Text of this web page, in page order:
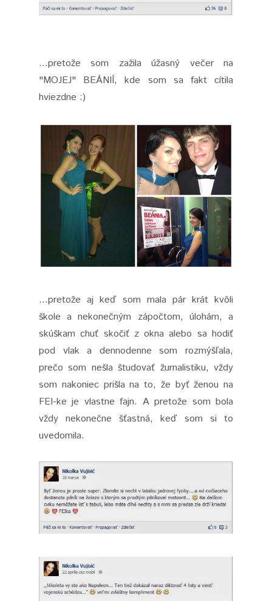
...pretože som zažila úžasný večer na
"MOJEJ" BEÁNIÍ, kde som sa fakt cítila
hviezdne :)
...pretože aj keď som mala pár krát kvôli
škole a nekonečným zápočtom, úlohám, a
skúškam chuť skočiť z okna alebo sa hodiť
pod vlak a dennodenne som rozmýšľala,
prečo som nešla študovať žurnalistiku, vždy
som nakoniec prišla na to, že byť ženou na
FEI-ke je vlastne fajn. A pretože som bola
vždy nekonečne šťastná, keď som si to
uvedomila.